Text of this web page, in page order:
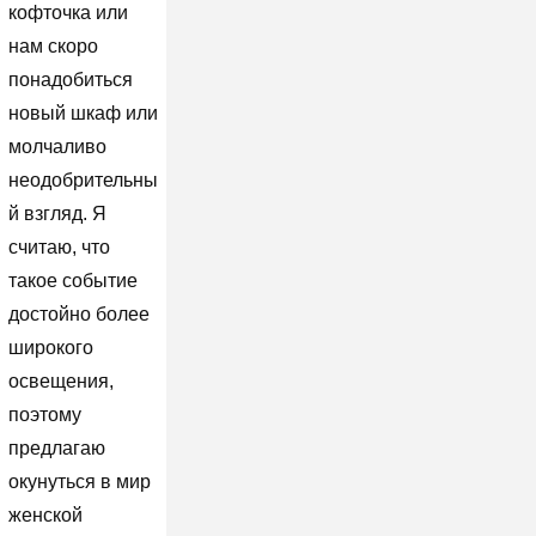
кофточка или
нам скоро
понадобиться
новый шкаф или
молчаливо
неодобрительны
й взгляд. Я
считаю, что
такое событие
достойно более
широкого
освещения,
поэтому
предлагаю
окунуться в мир
женской